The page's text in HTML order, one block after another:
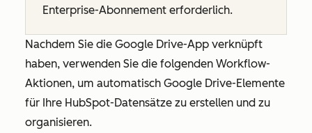
Enterprise-Abonnement erforderlich.
Nachdem Sie die Google Drive-App verknüpft
haben, verwenden Sie die folgenden Workflow-
Aktionen, um automatisch Google Drive-Elemente
für Ihre HubSpot-Datensätze zu erstellen und zu
organisieren.